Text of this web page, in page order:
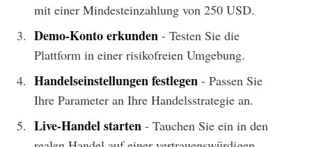
mit einer Mindesteinzahlung von 250 USD.
Demo-Konto erkunden - Testen Sie die
Plattform in einer risikofreien Umgebung.
Handelseinstellungen festlegen - Passen Sie
Ihre Parameter an Ihre Handelsstrategie an.
Live-Handel starten - Tauchen Sie ein in den